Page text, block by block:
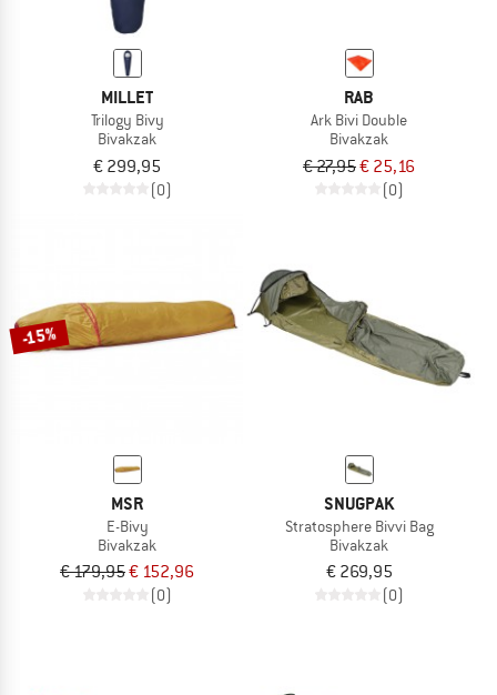
MILLET
Trilogy Bivy
Bivakzak
€ 299,95
(0)
RAB
Ark Bivi Double
Bivakzak
€ 27,95€ 25,16
(0)
-15%
MSR
E-Bivy
Bivakzak
€ 179,95€ 152,96
(0)
SNUGPAK
Stratosphere Bivvi Bag
Bivakzak
€ 269,95
(0)